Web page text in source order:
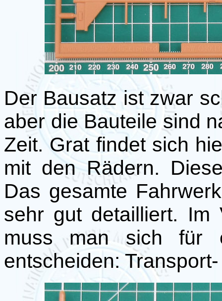
Der Bausatz ist zwar
aber die Bauteile sind
Zeit. Grat findet sich
mit den Rädern.
Das gesamte
sehr gut detailliert. Im
muss man sich für
entscheiden: